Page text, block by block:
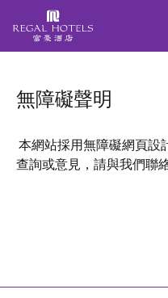
menu
無障礙聲明
本網站採用無障礙網頁設
查詢或意見，請與我們聯